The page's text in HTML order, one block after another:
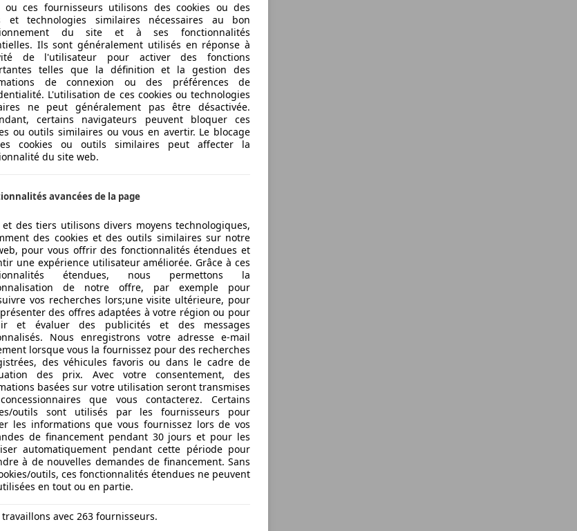
ou ces fournisseurs utilisons des cookies ou des
et technologies similaires nécessaires au bon
du site et à ses fonctionnalités
Ils sont généralement utilisés en réponse à
de l'utilisateur pour activer des fonctions
telles que la définition et la gestion des
de connexion ou des préférences de
L'utilisation de ces cookies ou technologies
ne peut généralement pas être désactivée.
certains navigateurs peuvent bloquer ces
ou outils similaires ou vous en avertir. Le blocage
cookies ou outils similaires peut affecter la
du site web.
avancées de la page
et des tiers utilisons divers moyens technologiques,
des cookies et des outils similaires sur notre
pour vous offrir des fonctionnalités étendues et
une expérience utilisateur améliorée. Grâce à ces
étendues, nous permettons la
de notre offre, par exemple pour
vos recherches lors;une visite ultérieure, pour
des offres adaptées à votre région ou pour
et évaluer des publicités et des messages
Nous enregistrons votre adresse e-mail
lorsque vous la fournissez pour des recherches
des véhicules favoris ou dans le cadre de
des prix. Avec votre consentement, des
basées sur votre utilisation seront transmises
que vous contacterez. Certains
outils sont utilisés par les fournisseurs pour
les informations que vous fournissez lors de vos
de financement pendant 30 jours et pour les
automatiquement pendant cette période pour
à de nouvelles demandes de financement. Sans
outils, ces fonctionnalités étendues ne peuvent
en tout ou en partie.
travaillons avec 263 fournisseurs.
LIGHT/GARANTIE !
WINTERPAK